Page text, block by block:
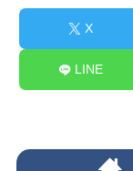
X
LINE